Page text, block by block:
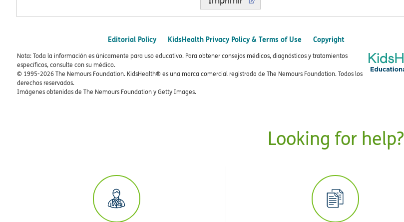
Editorial Policy KidsHealth Privacy Policy & Terms of Use Copyright
Nota: Toda la información es únicamente para uso educativo. Para obtener consejos médicos, diagnósticos y tratamientos
específicos, consulte con su médico.
© 1995-2026 The Nemours Foundation. KidsHealth® es una marca comercial registrada de The Nemours Foundation. Todos los
derechos reservados.
Imágenes obtenidas de The Nemours Foundation y Getty Images.
Looking for help?